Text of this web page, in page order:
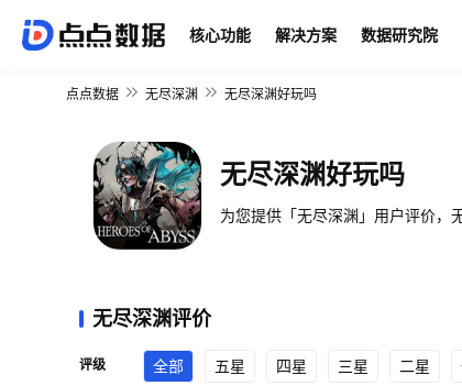
核心功能 解决方案 数据研究院
点点数据 无尽深渊 无尽深渊好玩吗
无尽深渊好玩吗
为您提供「无尽深渊」用户评价，
无尽深渊评价
评级 全部 五星 四星 三星 二星